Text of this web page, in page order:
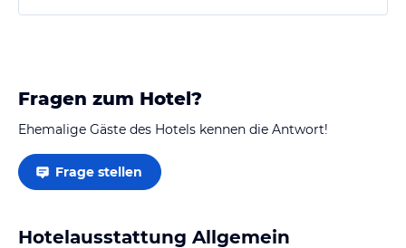
Freundlichkeit. Sehr herzlich. Die Meerblick-Suite war
Fragen zum Hotel?
Ehemalige Gäste des Hotels kennen die Antwort!
Frage stellen
Hotelausstattung Allgemein